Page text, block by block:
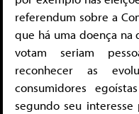
referendum sobre a
que há uma doença na
votam seriam
reconhecer as
consumidores
segundo seu interesse